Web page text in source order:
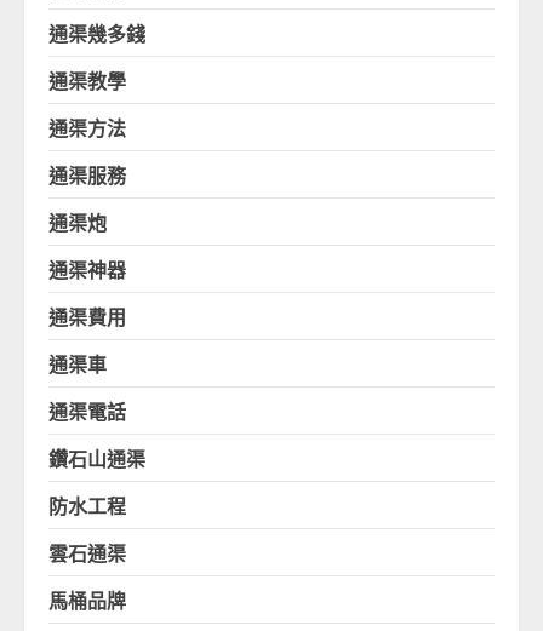
通渠幾多錢
通渠教學
通渠方法
通渠服務
通渠炮
通渠神器
通渠費用
通渠車
通渠電話
鑽石山通渠
防水工程
雲石通渠
馬桶品牌